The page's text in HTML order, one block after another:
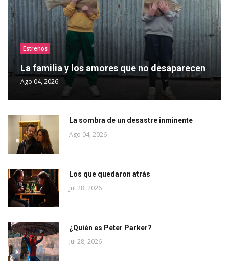
Estrenos
La familia y los amores que no desaparecen
Ago 04, 2026
La sombra de un desastre inminente
Ago 04, 2026
Los que quedaron atrás
Jul 28, 2026
¿Quién es Peter Parker?
Jul 28, 2026